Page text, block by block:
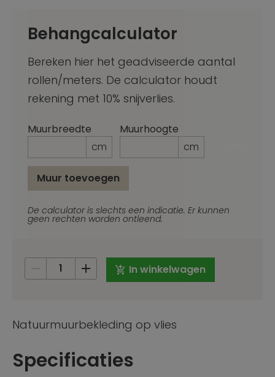
Behangcalculator
Bereken hier het geadviseerde aantal
rollen/meters. De calculator houdt
rekening met 10% snijverlies.
Muurbreedte
cm
Muurhoogte
cm
Muur toevoegen
De calculator is slechts een indicatie. Er kunnen
geen rechten worden ontleend.
In winkelwagen
Natuurmuurbekleding op vlies
Specificaties